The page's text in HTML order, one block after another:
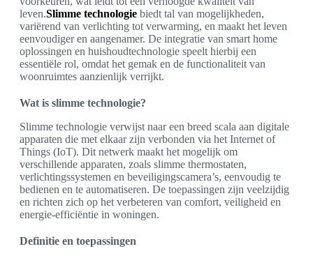
leven.Slimme technologie biedt tal van mogelijkheden,
variërend van verlichting tot verwarming, en maakt het leven
eenvoudiger en aangenamer. De integratie van smart home
oplossingen en huishoudtechnologie speelt hierbij een
essentiële rol, omdat het gemak en de functionaliteit van
woonruimtes aanzienlijk verrijkt.
Wat is slimme technologie?
Slimme technologie verwijst naar een breed scala aan digitale
apparaten die met elkaar zijn verbonden via het Internet of
Things (IoT). Dit netwerk maakt het mogelijk om
verschillende apparaten, zoals slimme thermostaten,
verlichtingssystemen en beveiligingscamera’s, eenvoudig te
bedienen en te automatiseren. De toepassingen zijn veelzijdig
en richten zich op het verbeteren van comfort, veiligheid en
energie-efficiëntie in woningen.
Definitie en toepassingen